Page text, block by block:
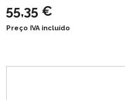
55,35 €
Preço IVA incluído